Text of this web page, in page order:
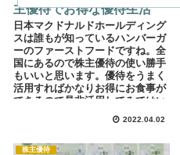
主優待でお得な優待生活
日本マクドナルドホールディング
スは誰もが知っているハンバーガ
ーのファーストフードですね。全
国にあるので株主優待の使い勝手
もいいと思います。優待をうまく
活用すればかなりお得にお食事が
できるので是非活用してみてはい
2022.04.02
株主優待